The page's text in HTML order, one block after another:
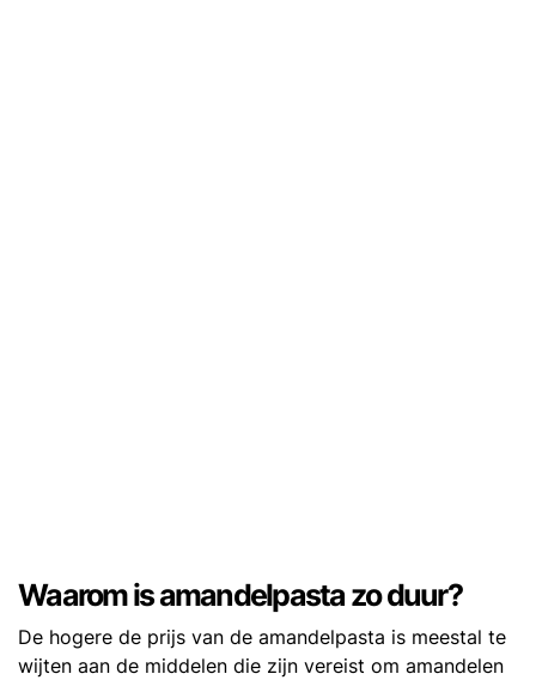
Waarom is amandelpasta zo duur?
De hogere de prijs van de amandelpasta is meestal te
wijten aan de middelen die zijn vereist om amandelen